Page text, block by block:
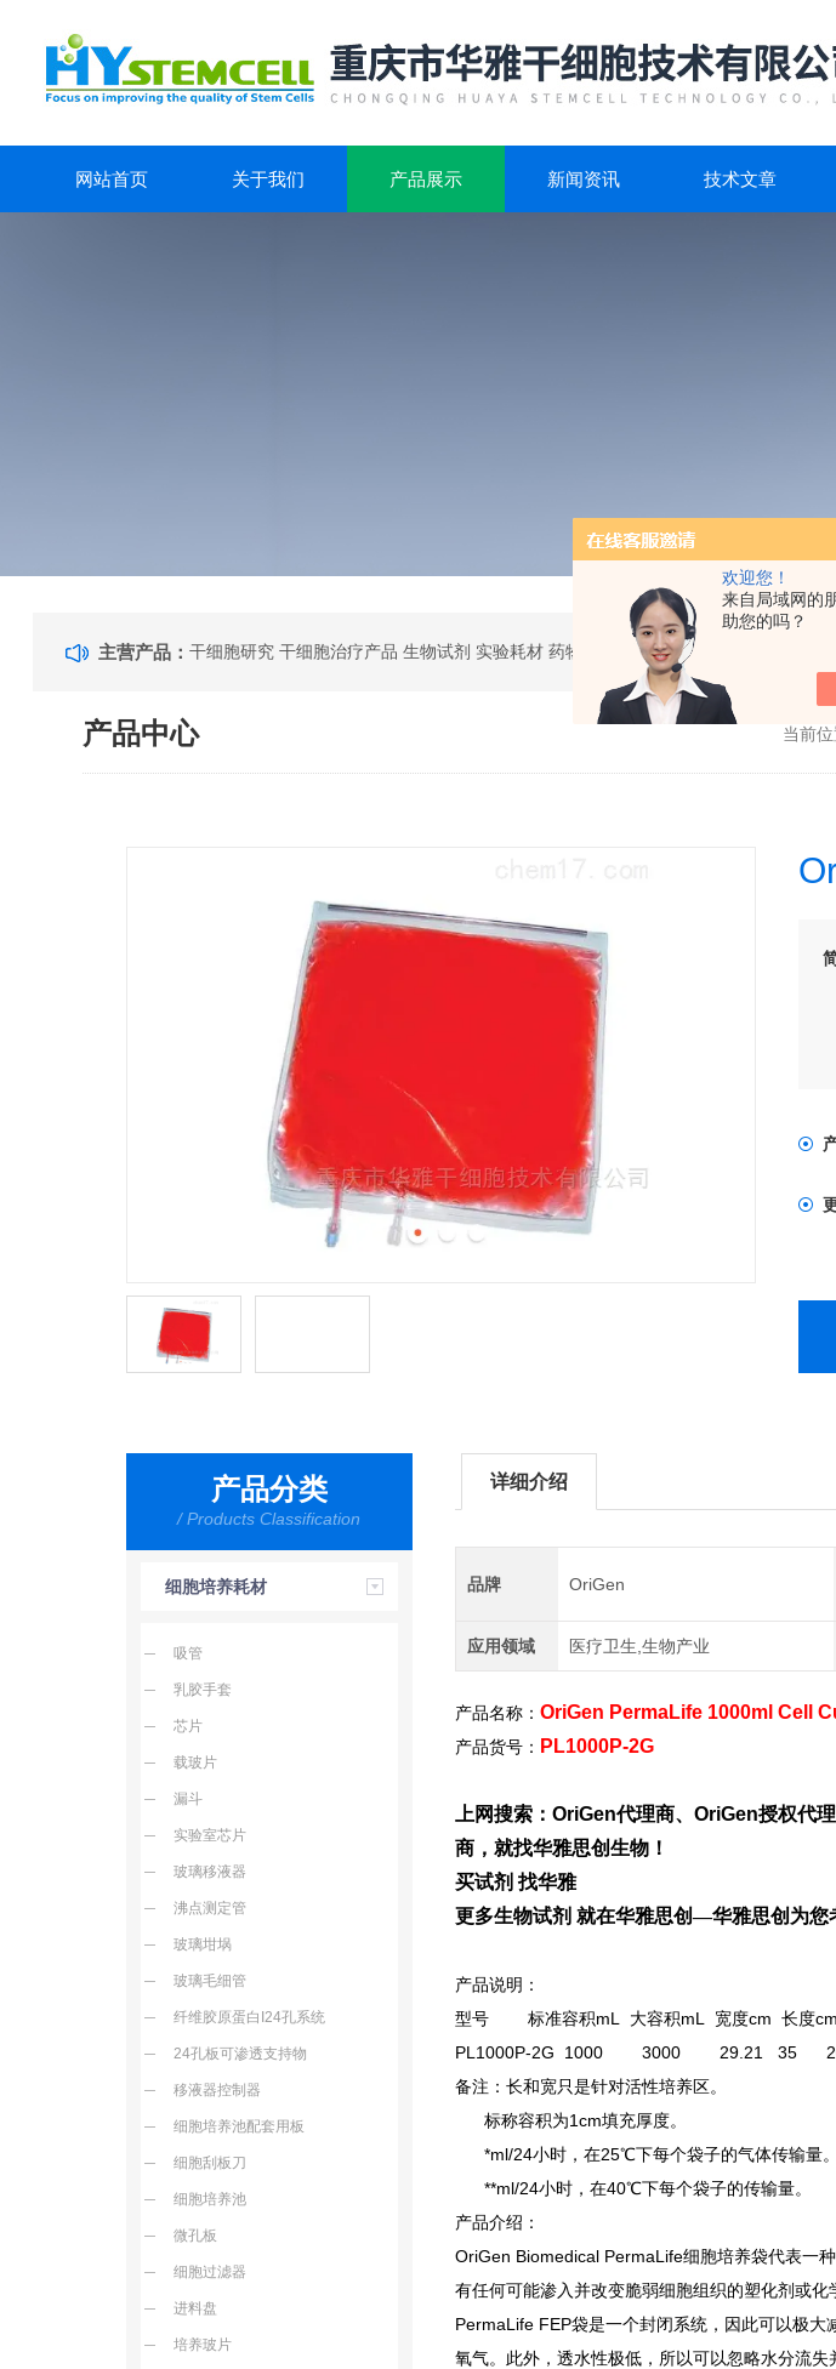
欢迎您！
来自局域网的
助您的吗？
网站首页 关于我们 产品展示 新闻资讯 技术文章
主营产品：干细胞研究 干细胞治疗产品 生物试剂 实验耗材 药物研发
产品中心 当前位
产品分类
/ Products Classification
细胞培养耗材
吸管
乳胶手套
芯片
载玻片
漏斗
实验室芯片
玻璃移液器
沸点测定管
玻璃坩埚
玻璃毛细管
纤维胶原蛋白I24孔系统
24孔板可渗透支持物
移液器控制器
细胞培养池配套用板
细胞刮板刀
细胞培养池
微孔板
细胞过滤器
进料盘
培养玻片
详细介绍
品牌 OriGen
应用领域 医疗卫生,生物产业
产品名称：OriGen PermaLife 1000ml Cell
产品货号： PL1000P-2G
上网搜索：OriGen代理商、OriGen授权代
商，就找华雅思创生物！
买试剂 找华雅
更多生物试剂 就在华雅思创—华雅思创为您
产品说明：
型号 标准容积mL 大容积mL 宽度cm 长度
PL1000P-2G 1000 3000 29.21 35
备注：长和宽只是针对活性培养区。
标称容积为1cm填充厚度。
*ml/24小时，在25℃下每个袋子的气体传输量。
**ml/24小时，在40℃下每个袋子的传输量。
产品介绍：
OriGen Biomedical PermaLife细胞培养袋代表一
有任何可能渗入并改变脆弱细胞组织的塑化剂或
PermaLife FEP袋是一个封闭系统，因此可以极大
氧气。此外，透水性极低，所以可以忽略水分流失